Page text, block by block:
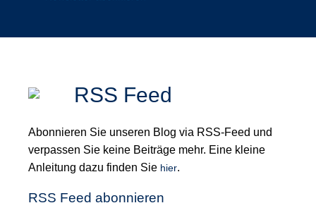
RSS Feed
Abonnieren Sie unseren Blog via RSS-Feed und
verpassen Sie keine Beiträge mehr. Eine kleine
Anleitung dazu finden Sie hier.
RSS Feed abonnieren